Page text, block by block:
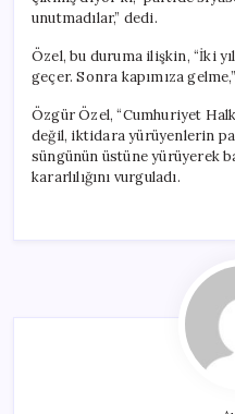
unutmadılar,” dedi.
Özel, bu duruma ilişkin, “İki
geçer. Sonra kapımıza
Özgür Özel, “Cumhuriyet
değil, iktidara yürüyenlerin
süngünün üstüne yürüyerek
kararlılığını vurguladı.